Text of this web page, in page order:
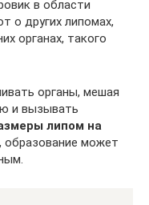
в области
о других липомах,
органах, такого
органы, мешая
и вызывать
липом на
, образование может